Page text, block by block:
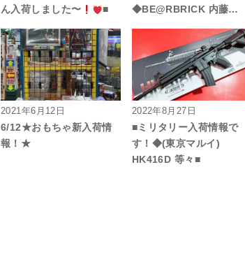
ん入荷しました〜
■
◆BE@RBRICK 内藤…
2021年6月12日
6/12★おもちゃ新入荷情
報！★
2022年8月27日
■ミリタリー入荷情報で
す！◆(東京マルイ)
HK416D 等々■